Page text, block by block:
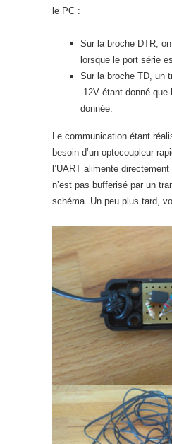
le PC :
Sur la broche DTR,
lorsque le port série
Sur la broche TD, un
-12V étant donné que
donnée.
Le communication étant
besoin d’un optocoupleur
l’UART alimente
n’est pas bufferisé par un
schéma. Un peu plus tard,